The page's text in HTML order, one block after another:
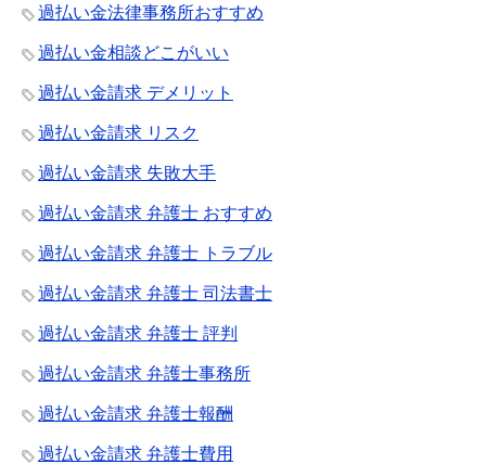
過払い金法律事務所おすすめ
過払い金相談どこがいい
過払い金請求 デメリット
過払い金請求 リスク
過払い金請求 失敗大手
過払い金請求 弁護士 おすすめ
過払い金請求 弁護士 トラブル
過払い金請求 弁護士 司法書士
過払い金請求 弁護士 評判
過払い金請求 弁護士事務所
過払い金請求 弁護士報酬
過払い金請求 弁護士費用